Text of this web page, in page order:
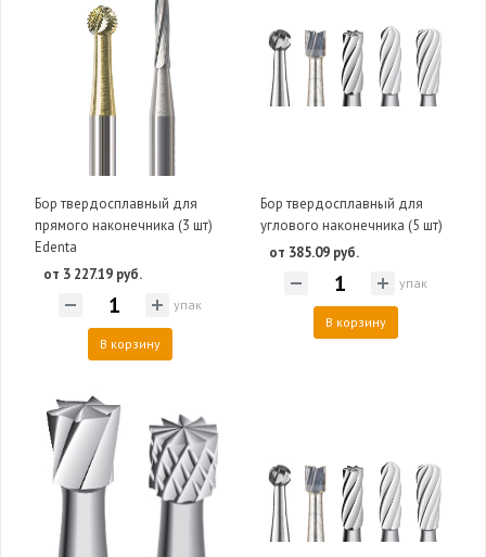
Бор твердосплавный для
прямого наконечника (3 шт)
Edenta
от 3 227.19 руб.
упак
В корзину
Бор твердосплавный для
углового наконечника (5 шт)
от 385.09 руб.
упак
В корзину